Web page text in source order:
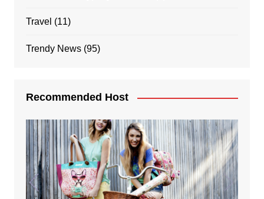
Travel (11)
Trendy News(95)
Recommended Host